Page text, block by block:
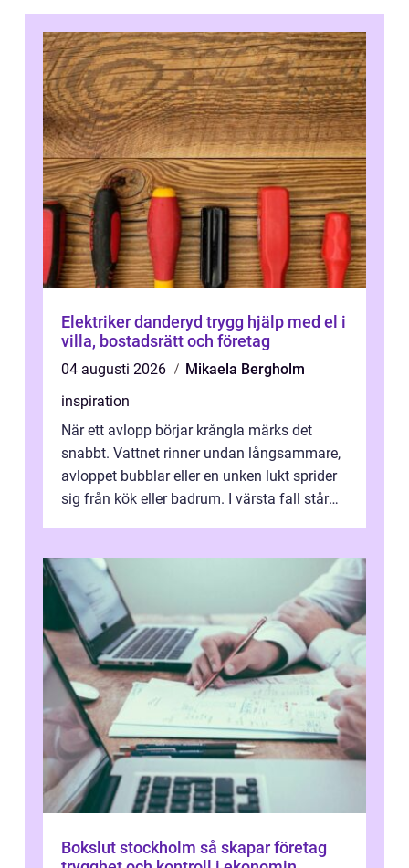
Elektriker danderyd trygg hjälp med el i
villa, bostadsrätt och företag
04 augusti 2026
Mikaela Bergholm
inspiration
När ett avlopp börjar krångla märks det
snabbt. Vattnet rinner undan långsammare,
avloppet bubblar eller en unken lukt sprider
sig från kök eller badrum. I värsta fall står
Bokslut stockholm så skapar företag